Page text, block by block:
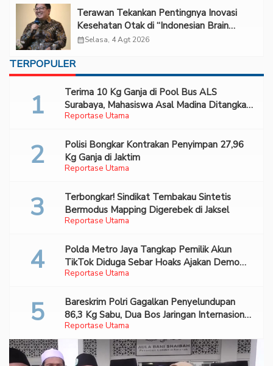
Terawan Tekankan Pentingnya Inovasi
Kesehatan Otak di “Indonesian Brain
Forum 2026 UPN Veteran Jakarta”
calendar_monthSelasa, 4 Agt 2026
TERPOPULER
Reportase Utama
Terima 10 Kg Ganja di Pool Bus ALS
Surabaya, Mahasiswa Asal Madina Ditangkap
Bareskrim
Reportase Utama
Polisi Bongkar Kontrakan Penyimpan 27,96
Kg Ganja di Jaktim
Reportase Utama
Terbongkar! Sindikat Tembakau Sintetis
Bermodus Mapping Digerebek di Jaksel
Reportase Utama
Polda Metro Jaya Tangkap Pemilik Akun
TikTok Diduga Sebar Hoaks Ajakan Demo
Turunkan Prabowo-Gibran
Reportase Utama
Bareskrim Polri Gagalkan Penyelundupan
86,3 Kg Sabu, Dua Bos Jaringan Internasional
Diburu